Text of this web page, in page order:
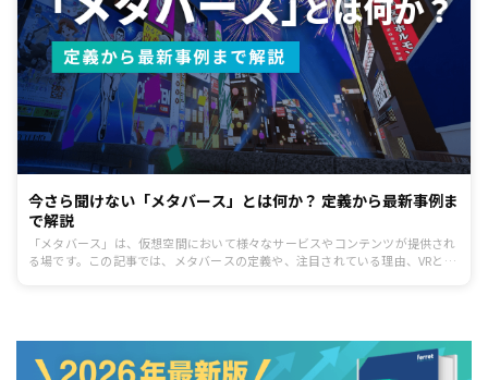
今さら聞けない「メタバース」とは何か？ 定義から最新事例ま
で解説
「メタバース」は、仮想空間において様々なサービスやコンテンツが提供され
る場です。この記事では、メタバースの定義や、注目されている理由、VRとの